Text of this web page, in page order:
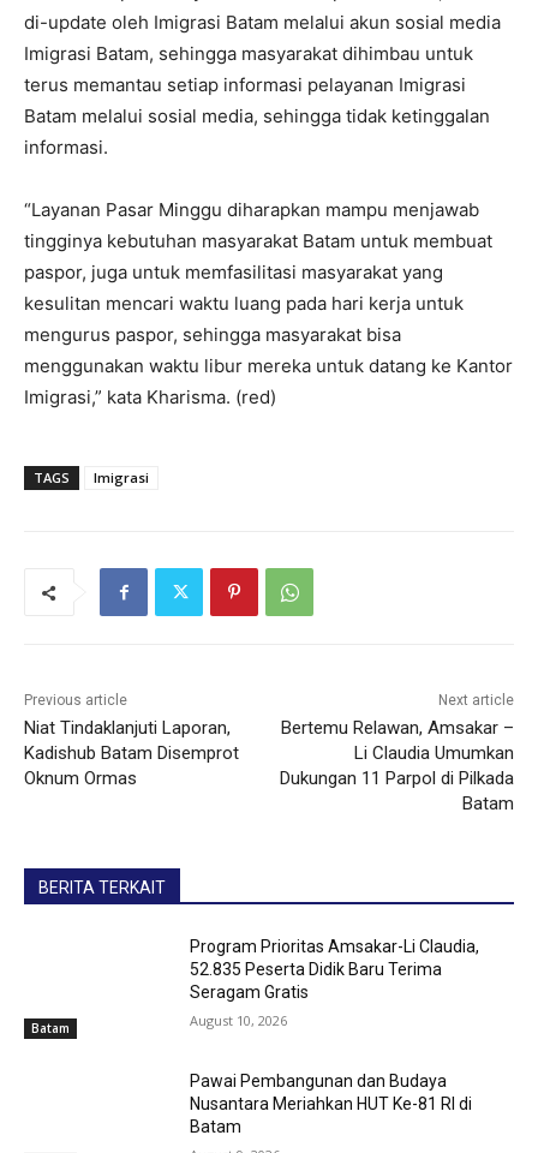
di-update oleh Imigrasi Batam melalui akun sosial media
Imigrasi Batam, sehingga masyarakat dihimbau untuk
terus memantau setiap informasi pelayanan Imigrasi
Batam melalui sosial media, sehingga tidak ketinggalan
informasi.
“Layanan Pasar Minggu diharapkan mampu menjawab
tingginya kebutuhan masyarakat Batam untuk membuat
paspor, juga untuk memfasilitasi masyarakat yang
kesulitan mencari waktu luang pada hari kerja untuk
mengurus paspor, sehingga masyarakat bisa
menggunakan waktu libur mereka untuk datang ke Kantor
Imigrasi,” kata Kharisma. (red)
TAGS Imigrasi
Previous article
Niat Tindaklanjuti Laporan,
Kadishub Batam Disemprot
Oknum Ormas
Next article
Bertemu Relawan, Amsakar –
Li Claudia Umumkan
Dukungan 11 Parpol di Pilkada
Batam
BERITA TERKAIT
Batam
Program Prioritas Amsakar-Li Claudia,
52.835 Peserta Didik Baru Terima
Seragam Gratis
August 10, 2026
Pawai Pembangunan dan Budaya
Nusantara Meriahkan HUT Ke-81 RI di
Batam